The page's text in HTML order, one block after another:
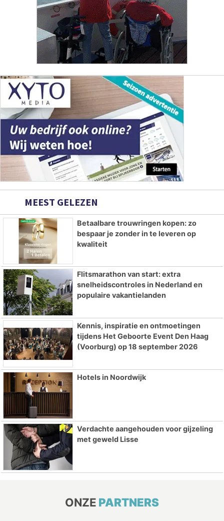
MEEST GELEZEN
Betaalbare trouwringen kopen: zo
bespaar je zonder in te leveren op
kwaliteit
Flitsmarathon van start: extra
snelheidscontroles in Nederland en
populaire vakantielanden
Kennis, inspiratie en ontmoetingen
tijdens Het Geboorte Event Den Haag
(Voorburg) op 18 september 2026
Hotels in Noordwijk
Verdachte aangehouden voor gijzeling
met geweld Lisse
ONZE PARTNERS